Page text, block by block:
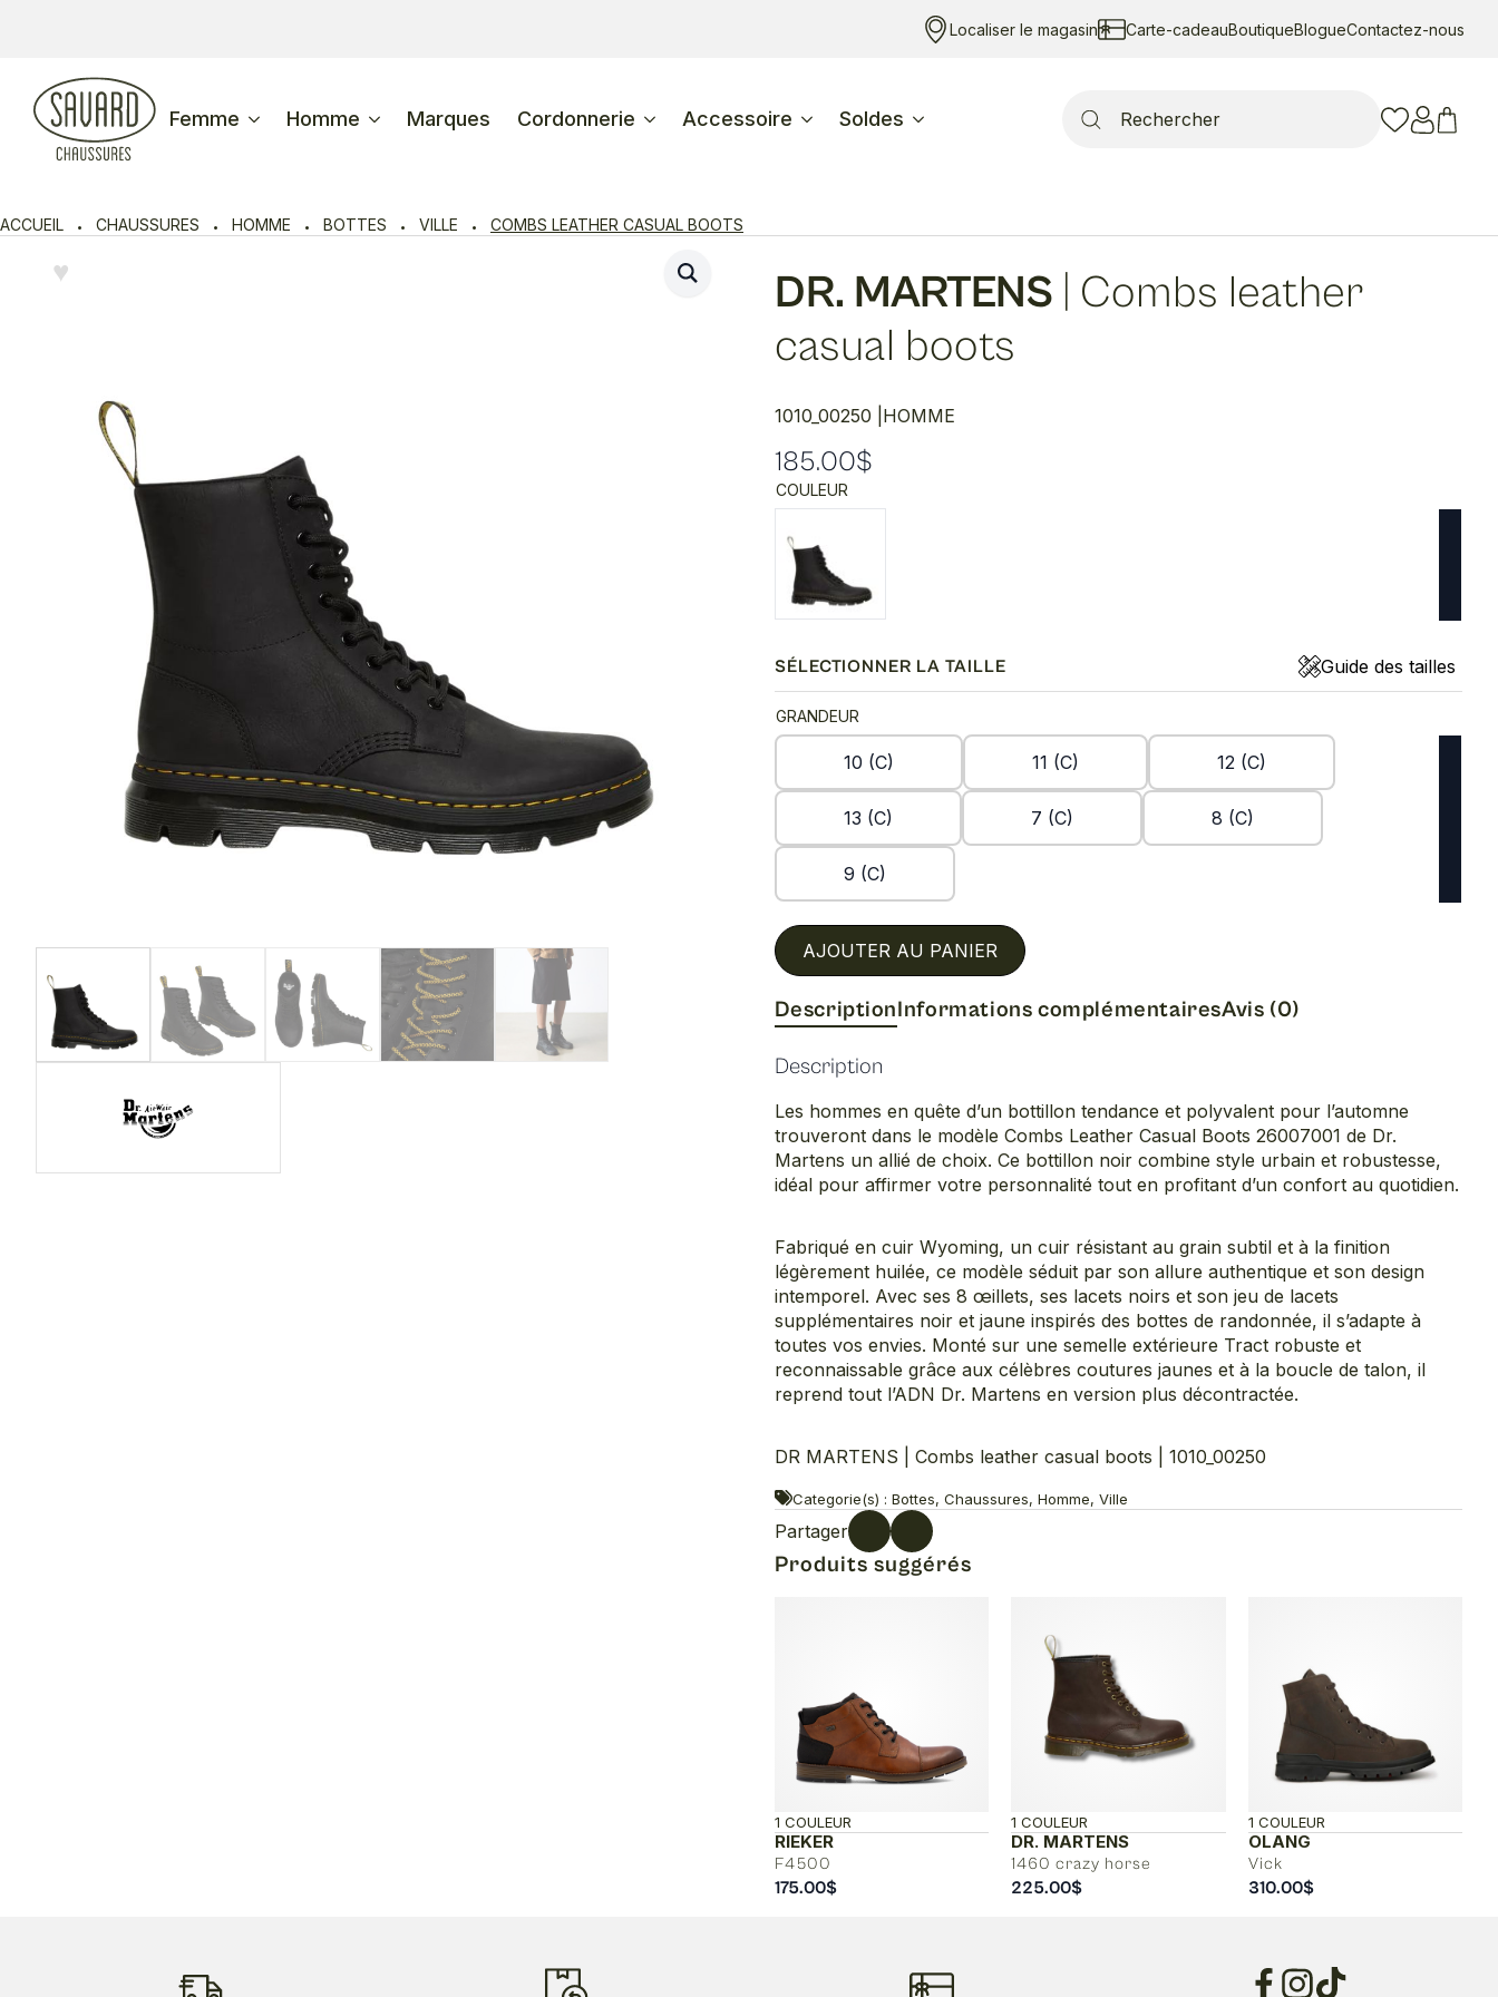
Localiser le magasin Carte-cadeauBoutiqueBlogueContactez-nous
Femme Homme Marques Cordonnerie Accessoire Soldes
for:
ACCUEIL CHAUSSURES HOMME BOTTES VILLE COMBS LEATHER CASUAL BOOTS
♥︎ DR. MARTENS Combs leather
casual boots
1010_00250 | HOMME
185.00$
COULEUR
SÉLECTIONNER LA TAILLE Guide des tailles
GRANDEUR
10 (C) 11 (C) 12 (C)
13 (C) 7 (C) 8 (C)
9 (C)
AJOUTER AU PANIER
DescriptionInformations complémentairesAvis (0)
Description
Les hommes en quête d’un bottillon tendance et polyvalent pour l’automne
trouveront dans le modèle Combs Leather Casual Boots 26007001 de Dr.
Martens un allié de choix. Ce bottillon noir combine style urbain et robustesse,
idéal pour affirmer votre personnalité tout en profitant d’un confort au quotidien.
Fabriqué en cuir Wyoming, un cuir résistant au grain subtil et à la finition
légèrement huilée, ce modèle séduit par son allure authentique et son design
intemporel. Avec ses 8 œillets, ses lacets noirs et son jeu de lacets
supplémentaires noir et jaune inspirés des bottes de randonnée, il s’adapte à
toutes vos envies. Monté sur une semelle extérieure Tract robuste et
reconnaissable grâce aux célèbres coutures jaunes et à la boucle de talon, il
reprend tout l’ADN Dr. Martens en version plus décontractée.
DR MARTENS | Combs leather casual boots | 1010_00250
Categorie(s) : Bottes, Chaussures, Homme, Ville
Partager
Produits suggérés
RIEKER
F4500
1 COULEUR
175.00$
DR. MARTENS
1460 crazy horse
1 COULEUR
225.00$
OLANG
Vick
1 COULEUR
310.00$